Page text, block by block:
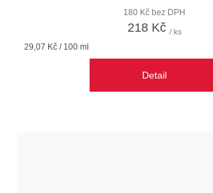
180 Kč bez DPH
218 Kč / ks
Měrná
29,07 Kč / 100 ml
Detail